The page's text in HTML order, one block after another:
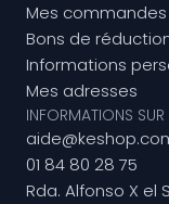
Mes commandes
Bons de
Informations
Mes adresses
INFORMATIONS
01 84 80 28 75
Rda. Alfonso X el